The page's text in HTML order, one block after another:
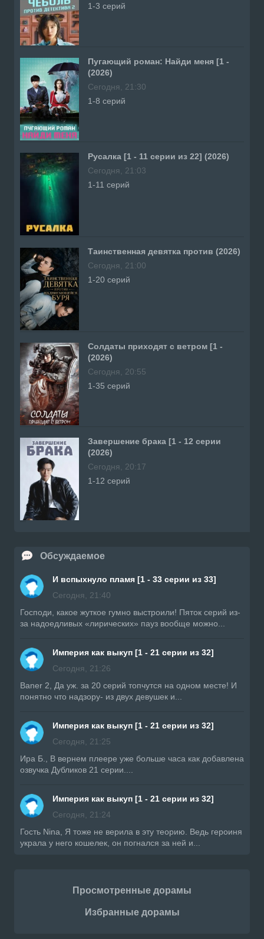
1-3 серий
Пугающий роман: Найди меня [1 -
(2026)
Сегодня, 21:30
1-8 серий
Русалка [1 - 11 серии из 22] (2026)
Сегодня, 21:03
1-11 серий
Таинственная девятка против (2026)
Сегодня, 21:00
1-20 серий
Солдаты приходят с ветром [1 -
(2026)
Сегодня, 20:55
1-35 серий
Завершение брака [1 - 12 серии
(2026)
Сегодня, 20:17
1-12 серий
Обсуждаемое
И вспыхнуло пламя [1 - 33 серии из 33]
Сегодня, 21:40
Господи, какое жуткое гумно выстроили! Пяток серий из-
за надоедливых «лирических» пауз вообще можно...
Империя как выкуп [1 - 21 серии из 32]
Сегодня, 21:26
Baner 2, Да уж. за 20 серий топчутся на одном месте! И
понятно что надзору- из двух девушек и...
Империя как выкуп [1 - 21 серии из 32]
Сегодня, 21:25
Ира Б., В вернем плеере уже больше часа как добавлена
озвучка Дубликов 21 серии....
Империя как выкуп [1 - 21 серии из 32]
Сегодня, 21:24
Гость Nina, Я тоже не верила в эту теорию. Ведь героиня
украла у него кошелек, он погнался за ней и...
Просмотренные дорамы
Избранные дорамы